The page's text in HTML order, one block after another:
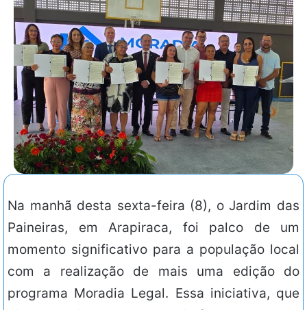
Na manhã desta sexta-feira (8), o Jardim das
Paineiras, em Arapiraca, foi palco de um
momento significativo para a população local
com a realização de mais uma edição do
programa Moradia Legal. Essa iniciativa, que